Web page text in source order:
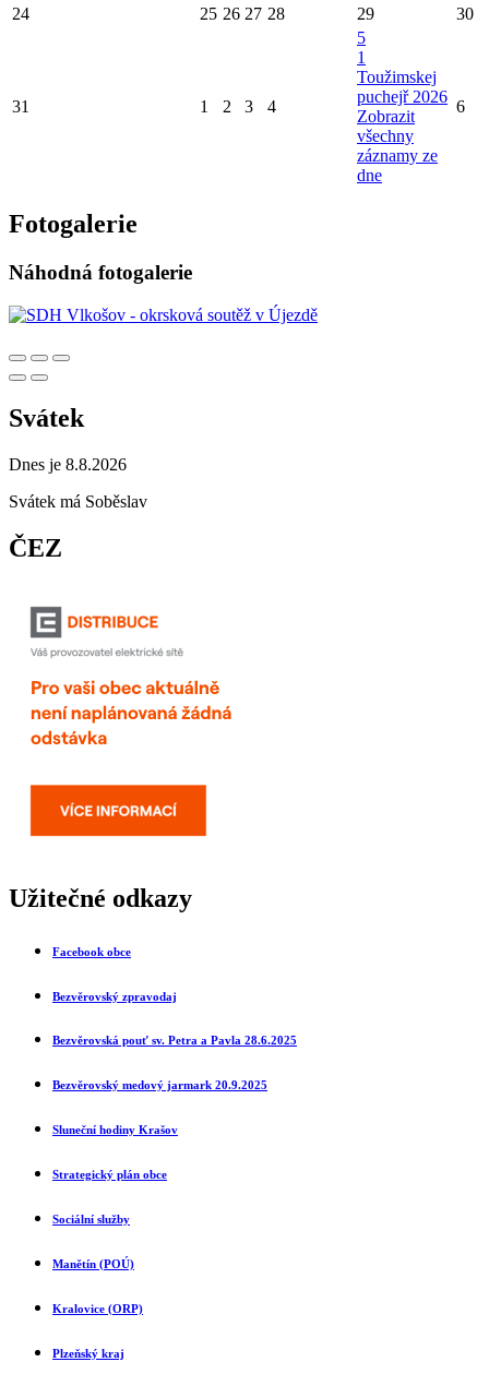
24 25 26 27 28 29 30
31 1 2 3 4
5
1
Toužimskej
puchejř 2026
Zobrazit
všechny
záznamy ze
dne
6
Fotogalerie
Náhodná fotogalerie
Svátek
Dnes je 8.8.2026
Svátek má Soběslav
ČEZ
Užitečné odkazy
Facebook obce
Bezvěrovský zpravodaj
Bezvěrovská pouť sv. Petra a Pavla 28.6.2025
Bezvěrovský medový jarmark 20.9.2025
Sluneční hodiny Krašov
Strategický plán obce
Sociální služby
Manětín (POÚ)
Kralovice (ORP)
Plzeňský kraj